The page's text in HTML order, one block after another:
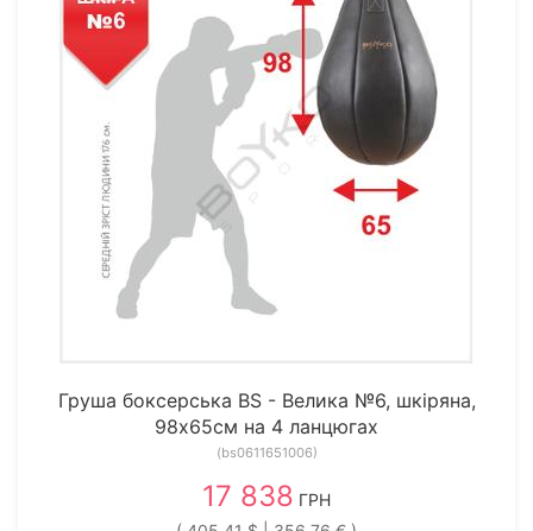
Груша боксерська BS - Велика №6, шкіряна,
98х65см на 4 ланцюгах
(bs0611651006)
17 838 ГРН